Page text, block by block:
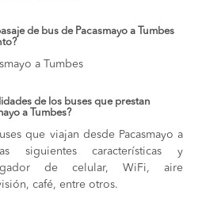
de bus de Pacasmayo a Tumbes
a Tumbes
de los buses que prestan
a Tumbes?
que viajan desde Pacasmayo a
siguientes características y
de celular, WiFi, aire
café, entre otros.